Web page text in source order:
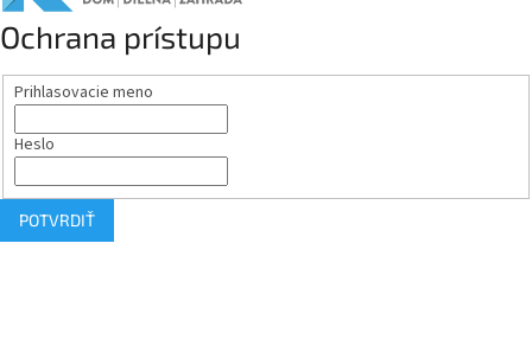
Ochrana prístupu
Prihlasovacie meno
Heslo
POTVRDIŤ